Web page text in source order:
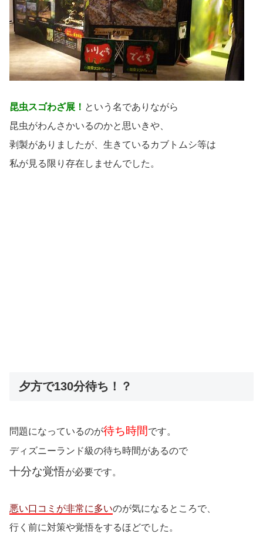
昆虫スゴわざ展！ という名でありながら
昆虫がわんさかいるのかと思いきや、
剥製がありましたが、生きているカブトムシ等は
私が見る限り存在しませんでした。
夕方で130分待ち！？
問題になっているのが待ち時間です。
ディズニーランド級の待ち時間があるので
十分な覚悟が必要です。
悪い口コミが非常に多いのが気になるところで、
行く前に対策や覚悟をするほどでした。